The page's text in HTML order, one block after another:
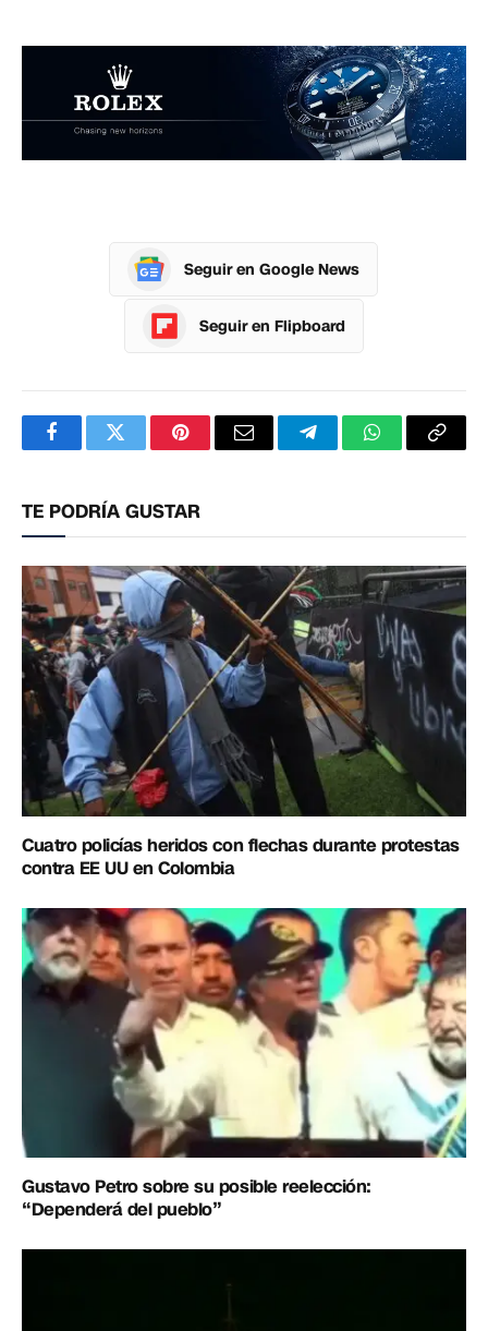
Seguir en Google News
Seguir en Flipboard
FacebookTwitterPinterestCorreoTelegramWhatsApp
TE PODRÍA GUSTAR
Cuatro policías heridos con flechas durante protestas
contra EE UU en Colombia
Gustavo Petro sobre su posible reelección:
“Dependerá del pueblo”